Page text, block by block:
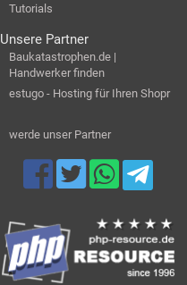
Tutorials
Unsere Partner
Baukatastrophen.de |
Handwerker finden
estugo - Hosting für Ihren Shopr
werde unser Partner